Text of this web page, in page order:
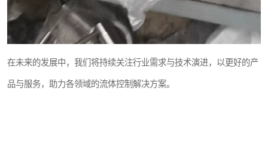
在未来的发展中，我们将持续关注行业需求与技术演进，以更好的产
品与服务，助力各领域的流体控制解决方案。